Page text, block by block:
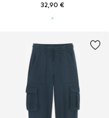
32,90 €